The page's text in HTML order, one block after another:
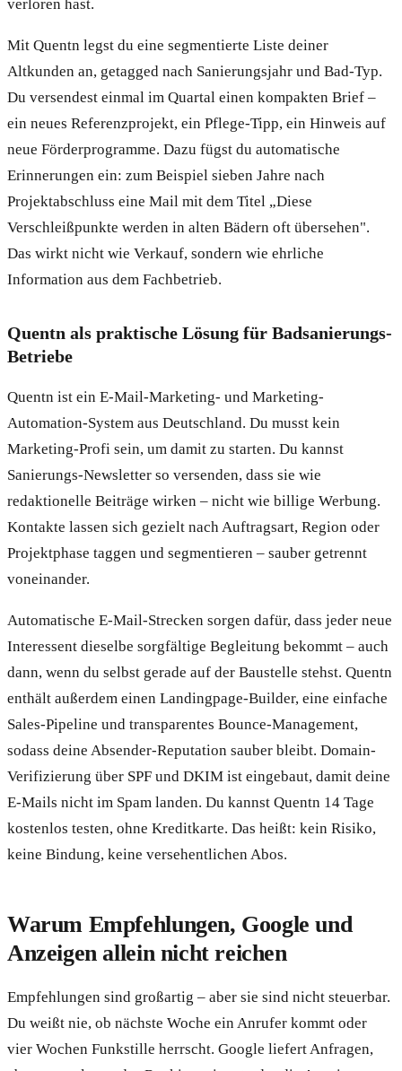
verloren hast.
Mit Quentn legst du eine segmentierte Liste deiner
Altkunden an, getagged nach Sanierungsjahr und Bad-Typ.
Du versendest einmal im Quartal einen kompakten Brief –
ein neues Referenzprojekt, ein Pflege-Tipp, ein Hinweis auf
neue Förderprogramme. Dazu fügst du automatische
Erinnerungen ein: zum Beispiel sieben Jahre nach
Projektabschluss eine Mail mit dem Titel „Diese
Verschleißpunkte werden in alten Bädern oft übersehen".
Das wirkt nicht wie Verkauf, sondern wie ehrliche
Information aus dem Fachbetrieb.
Quentn als praktische Lösung für Badsanierungs-
Betriebe
Quentn ist ein E-Mail-Marketing- und Marketing-
Automation-System aus Deutschland. Du musst kein
Marketing-Profi sein, um damit zu starten. Du kannst
Sanierungs-Newsletter so versenden, dass sie wie
redaktionelle Beiträge wirken – nicht wie billige Werbung.
Kontakte lassen sich gezielt nach Auftragsart, Region oder
Projektphase taggen und segmentieren – sauber getrennt
voneinander.
Automatische E-Mail-Strecken sorgen dafür, dass jeder neue
Interessent dieselbe sorgfältige Begleitung bekommt – auch
dann, wenn du selbst gerade auf der Baustelle stehst. Quentn
enthält außerdem einen Landingpage-Builder, eine einfache
Sales-Pipeline und transparentes Bounce-Management,
sodass deine Absender-Reputation sauber bleibt. Domain-
Verifizierung über SPF und DKIM ist eingebaut, damit deine
E-Mails nicht im Spam landen. Du kannst Quentn 14 Tage
kostenlos testen, ohne Kreditkarte. Das heißt: kein Risiko,
keine Bindung, keine versehentlichen Abos.
Warum Empfehlungen, Google und
Anzeigen allein nicht reichen
Empfehlungen sind großartig – aber sie sind nicht steuerbar.
Du weißt nie, ob nächste Woche ein Anrufer kommt oder
vier Wochen Funkstille herrscht. Google liefert Anfragen,